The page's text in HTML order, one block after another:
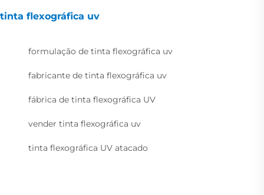
tinta flexográfica uv
formulação de tinta flexográfica uv
fabricante de tinta flexográfica uv
fábrica de tinta flexográfica UV
vender tinta flexográfica uv
tinta flexográfica UV atacado